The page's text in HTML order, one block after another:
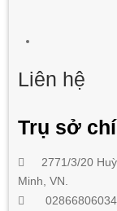
Liên hệ
Trụ sở
2771/3/20
Minh , VN.
02866806034